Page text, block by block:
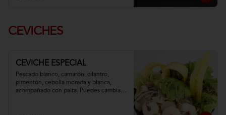
CEVICHES
CEVICHE ESPECIAL
Pescado blanco, camarón, cilantro,
pimentón, cebolla morada y blanca,
acompañado con palta. Puedes cambiar